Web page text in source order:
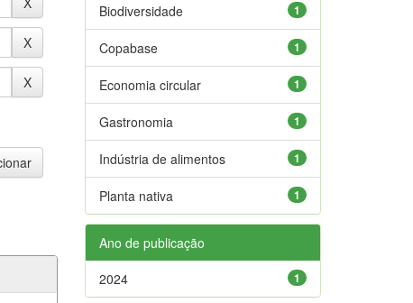
1
Biodiversidade
1
Copabase
1
Economia circular
1
Gastronomia
1
Indústria de alimentos
1
Planta nativa
Ano de publicação
1
2024